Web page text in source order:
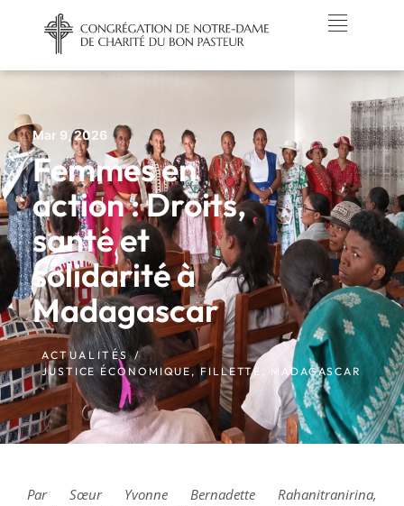
Mar 9, 2026
Femmes en
action : Droits,
santé et
solidarité à
Madagascar
ACTUALITÉS /
JUSTICE ÉCONOMIQUE,FILLETTE , MADAGASCAR
Par Sœur Yvonne Bernadette Rahanitranirina,